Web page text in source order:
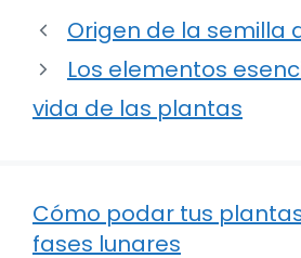
Origen de la semilla
Los elementos
vida de las plantas
Cómo podar tus
fases lunares